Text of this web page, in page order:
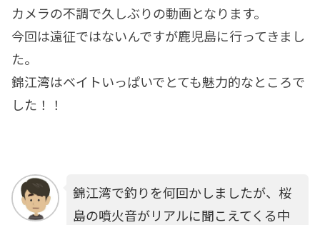
カメラの不調で久しぶりの動画となります。
今回は遠征ではないんですが鹿児島に行ってきまし
た。
錦江湾はベイトいっぱいでとても魅力的なところで
した！！
錦江湾で釣りを何回かしましたが、桜
島の噴火音がリアルに聞こえてくる中